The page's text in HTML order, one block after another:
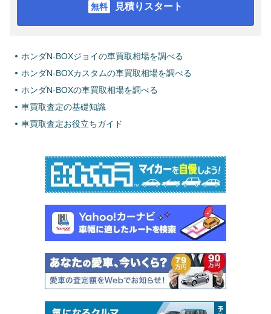
見積りスタート
ホンダN-BOXジョイの車買取相場を調べる
ホンダN-BOXカスタムの車買取相場を調べる
ホンダN-BOXの車買取相場を調べる
車買取査定の基礎知識
車買取査定お役立ちガイド